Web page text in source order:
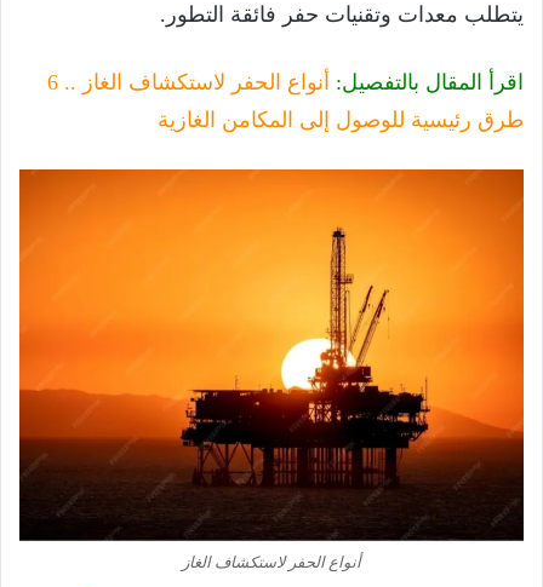
يتطلب معدات وتقنيات حفر فائقة التطور.
اقرأ المقال بالتفصيل:
أنواع الحفر لاستكشاف الغاز .. 6
طرق رئيسية للوصول إلى المكامن الغازية
أنواع الحفر لاستكشاف الغاز